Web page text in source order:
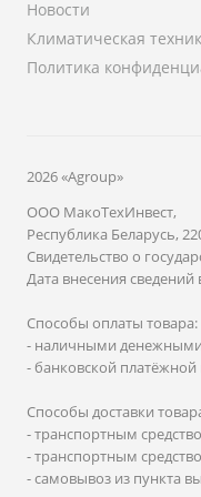
Новости
Климатическая
Политика
2026 «Agroup»
ООО МакоТехИнвест,
Республика Беларусь,
Свидетельство о
Дата внесения
Способы оплаты товара:
- наличными
- банковской
Способы доставки
- транспортным
- транспортным
- самовывоз из пункта